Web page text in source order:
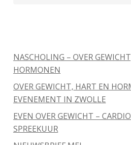
NASCHOLING – OVER
HORMONEN
OVER GEWICHT, HART EN
EVENEMENT IN ZWOLLE
EVEN OVER GEWICHT –
SPREEKUUR